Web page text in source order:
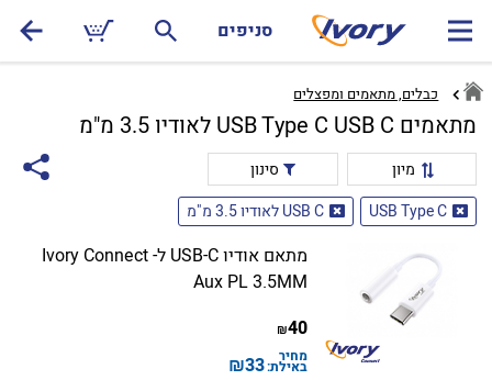
סניפים
כבלים, מתאמים ומפצלים
מתאמים USB Type C USB C לאודיו 3.5 מ"מ
מיון
סינון
USB Type C
USB C לאודיו 3.5 מ"מ
מתאם אודיו USB-C ל- Ivory Connect
Aux PL 3.5MM
40
₪
מחיר
באילת:33
₪